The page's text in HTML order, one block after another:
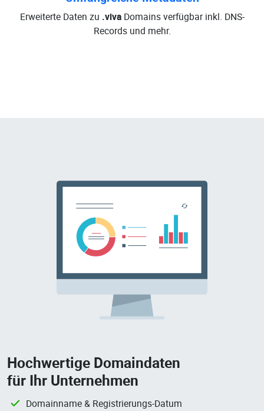
Erweiterte Daten zu .vivaDomains verfügbar inkl. DNS-
Records und mehr.
Hochwertige Domaindaten
für Ihr Unternehmen
Domainname & Registrierungs-Datum